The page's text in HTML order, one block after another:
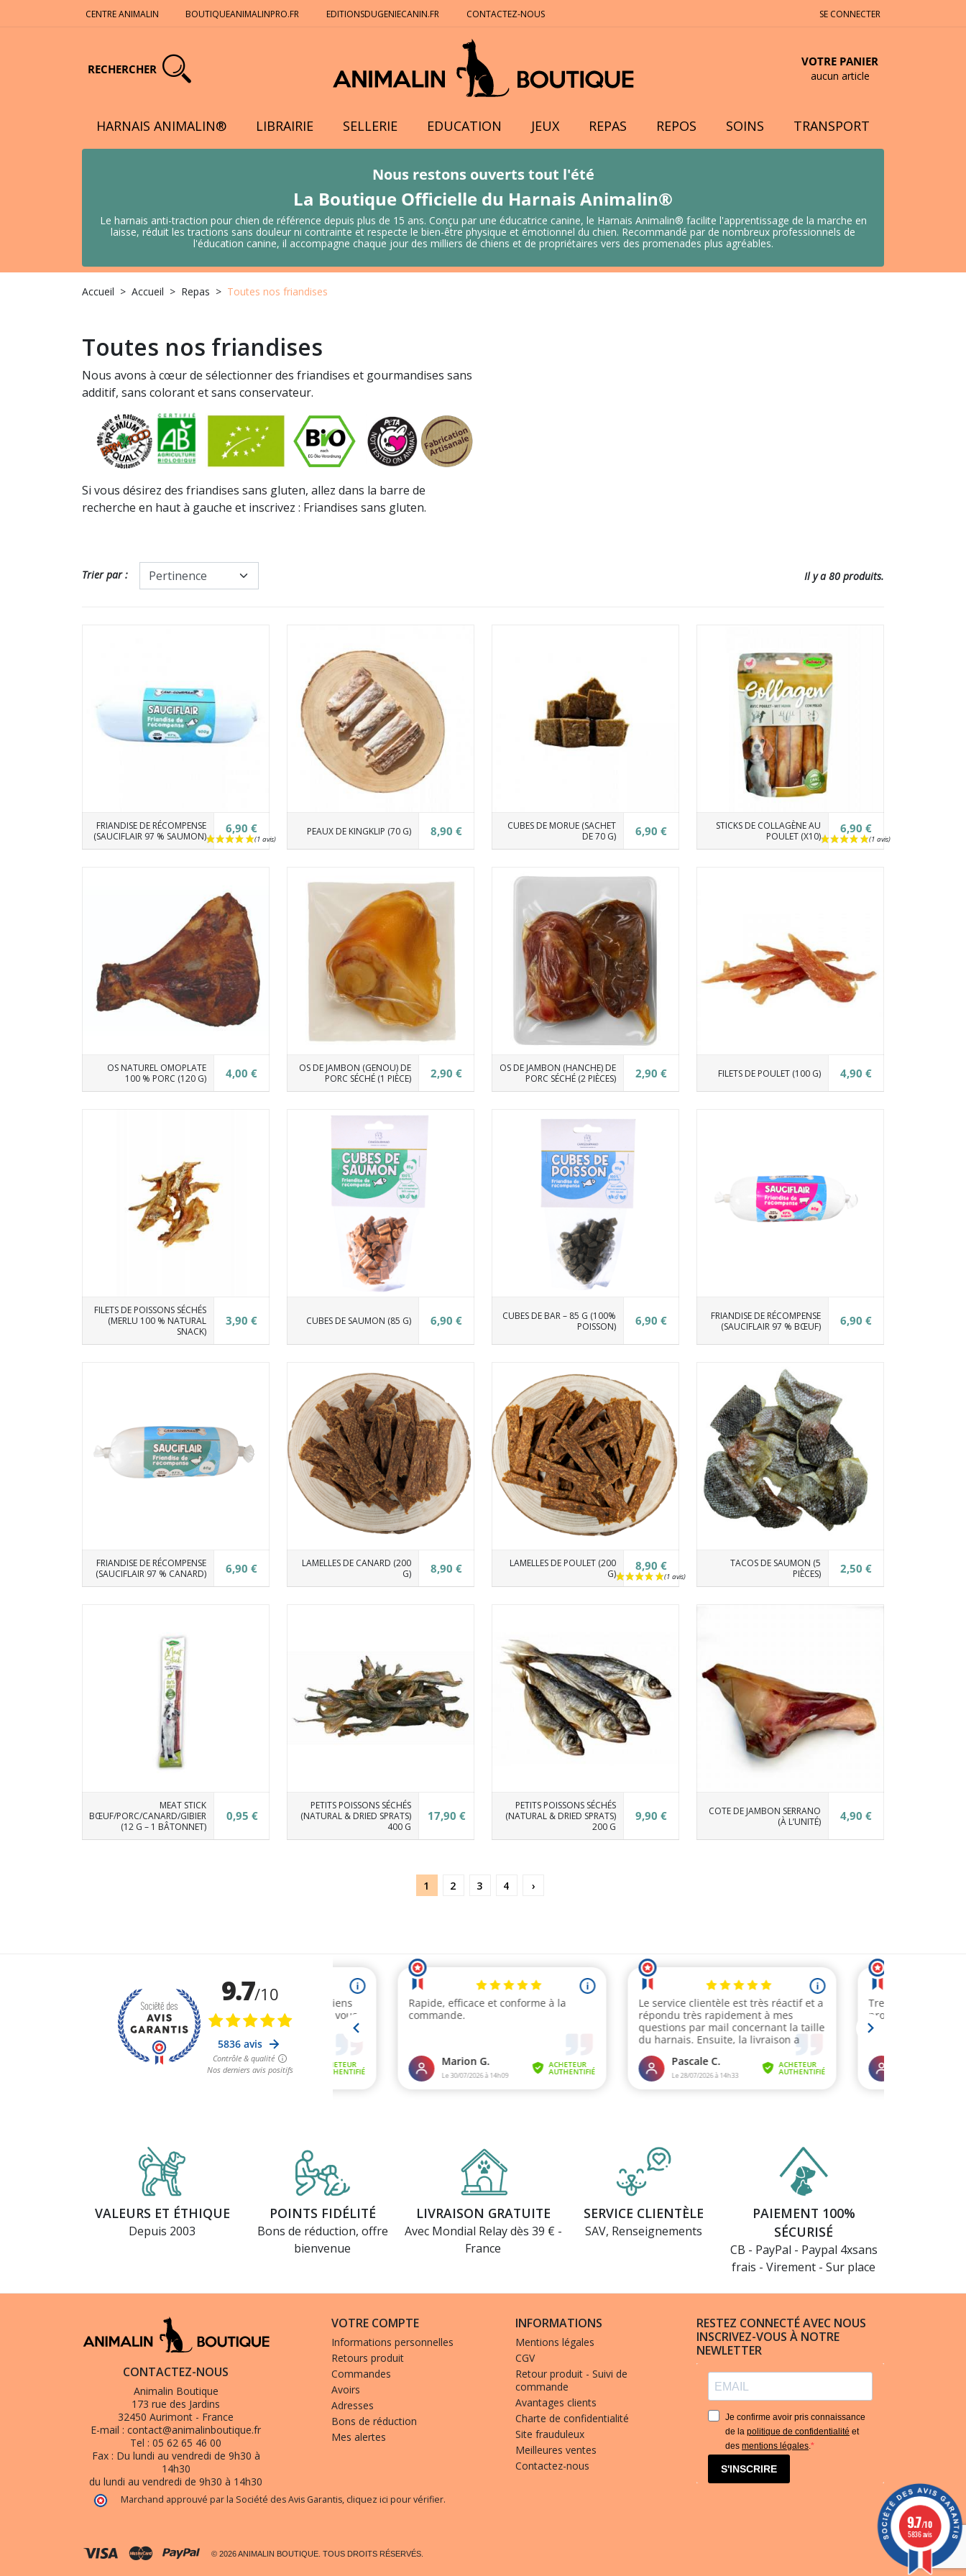
CENTRE ANIMALIN BOUTIQUEANIMALINPRO.FR EDITIONSDUGENIECANIN.FR CONTACTEZ-NOUS SE CONNECTER
RECHERCHER
VOTRE PANIER
aucun article
HARNAIS ANIMALIN® LIBRAIRIE SELLERIE EDUCATION JEUX REPAS REPOS SOINS TRANSPORT
Nous restons ouverts tout l'été
La Boutique Officielle du Harnais Animalin®
Le harnais anti-traction pour chien de référence depuis plus de 15 ans. Conçu par une éducatrice canine, le Harnais Animalin® facilite l'apprentissage de la marche en
laisse, réduit les tractions sans douleur ni contrainte et respecte le bien-être physique et émotionnel du chien. Recommandé par de nombreux professionnels de
l'éducation canine, il accompagne chaque jour des milliers de chiens et de propriétaires vers des promenades plus agréables.
Accueil Accueil Repas Toutes nos friandises
Toutes nos friandises
Nous avons à cœur de sélectionner des friandises et gourmandises sans
additif, sans colorant et sans conservateur.
Si vous désirez des friandises sans gluten, allez dans la barre de
recherche en haut à gauche et inscrivez : Friandises sans gluten.
Trier par : Il y a 80 produits.
FRIANDISE DE RÉCOMPENSE
(SAUCIFLAIR 97 % SAUMON)
6,90 € PEAUX DE KINGKLIP (70 G) 8,90 €
CUBES DE MORUE (SACHET
DE 70 G)
6,90 €
STICKS DE COLLAGÈNE AU
POULET (X10)
6,90 €
OS NATUREL OMOPLATE
100 % PORC (120 G)
4,00 €
OS DE JAMBON (GENOU) DE
PORC SÉCHÉ (1 PIÈCE)
2,90 €
OS DE JAMBON (HANCHE) DE
PORC SÉCHÉ (2 PIÈCES)
2,90 € FILETS DE POULET (100 G) 4,90 €
FILETS DE POISSONS SÉCHÉS
(MERLU 100 % NATURAL
SNACK)
3,90 € CUBES DE SAUMON (85 G) 6,90 €
CUBES DE BAR – 85 G (100%
POISSON)
6,90 €
FRIANDISE DE RÉCOMPENSE
(SAUCIFLAIR 97 % BŒUF)
6,90 €
FRIANDISE DE RÉCOMPENSE
(SAUCIFLAIR 97 % CANARD)
6,90 €
LAMELLES DE CANARD (200
G)
8,90 €
LAMELLES DE POULET (200
G)
8,90 €
TACOS DE SAUMON (5
PIÈCES)
2,50 €
MEAT STICK
BŒUF/PORC/CANARD/GIBIER
(12 G – 1 BÂTONNET)
0,95 €
PETITS POISSONS SÉCHÉS
(NATURAL & DRIED SPRATS)
400 G
17,90 €
PETITS POISSONS SÉCHÉS
(NATURAL & DRIED SPRATS)
200 G
9,90 €
COTE DE JAMBON SERRANO
(À L’UNITÉ)
4,90 €
1 2 3 4 ›
VALEURS ET ÉTHIQUE
Depuis 2003
POINTS FIDÉLITÉ
Bons de réduction, offre
bienvenue
LIVRAISON GRATUITE
Avec Mondial Relay dès 39 € -
France
SERVICE CLIENTÈLE
SAV, Renseignements
PAIEMENT 100%
SÉCURISÉ
CB - PayPal - Paypal 4xsans
frais - Virement - Sur place
CONTACTEZ-NOUS
Animalin Boutique
173 rue des Jardins
32450 Aurimont - France
E-mail : contact@animalinboutique.fr
Tel : 05 62 65 46 00
Fax : Du lundi au vendredi de 9h30 à
14h30
du lundi au vendredi de 9h30 à 14h30
VOTRE COMPTE
Informations personnelles
Retours produit
Commandes
Avoirs
Adresses
Bons de réduction
Mes alertes
INFORMATIONS
Mentions légales
CGV
Retour produit - Suivi de
commande
Avantages clients
Charte de confidentialité
Site frauduleux
Meilleures ventes
Contactez-nous
RESTEZ CONNECTÉ AVEC NOUS
INSCRIVEZ-VOUS À NOTRE
NEWLETTER
Je confirme avoir pris connaissance
de la politique de confidentialité et
des mentions légales.
S'INSCRIRE
Marchand approuvé par la Société des Avis Garantis, cliquez ici pour vérifier.
© 2026 ANIMALIN BOUTIQUE. TOUS DROITS RÉSERVÉS.
9.7/10
5836 avis